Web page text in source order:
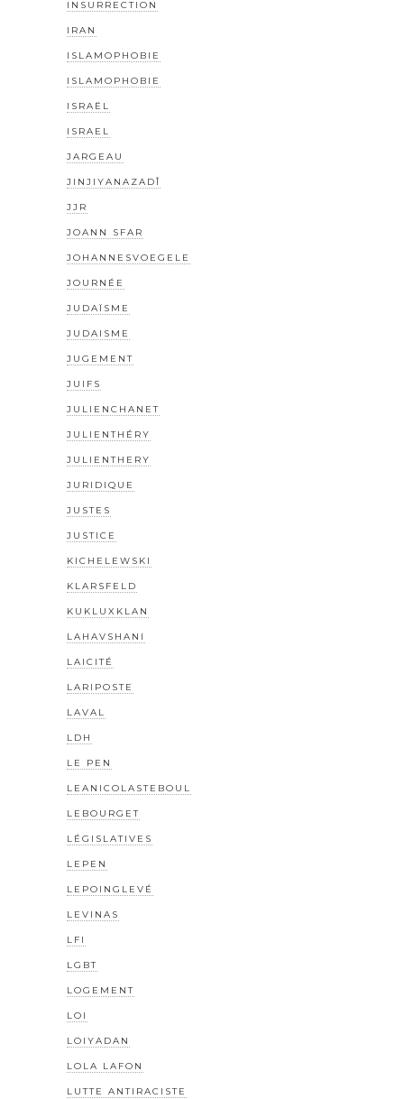
INSURRECTION
IRAN
ISLAMOPHOBIE
ISLAMOPHOBIE
ISRAËL
ISRAEL
JARGEAU
JINJIYANAZADÎ
JJR
JOANN SFAR
JOHANNESVOEGELE
JOURNÉE
JUDAÏSME
JUDAISME
JUGEMENT
JUIFS
JULIENCHANET
JULIENTHÉRY
JULIENTHERY
JURIDIQUE
JUSTES
JUSTICE
KICHELEWSKI
KLARSFELD
KUKLUXKLAN
LAHAVSHANI
LAICITÉ
LARIPOSTE
LAVAL
LDH
LE PEN
LEANICOLASTEBOUL
LEBOURGET
LÉGISLATIVES
LEPEN
LEPOINGLEVÉ
LEVINAS
LFI
LGBT
LOGEMENT
LOI
LOIYADAN
LOLA LAFON
LUTTE ANTIRACISTE